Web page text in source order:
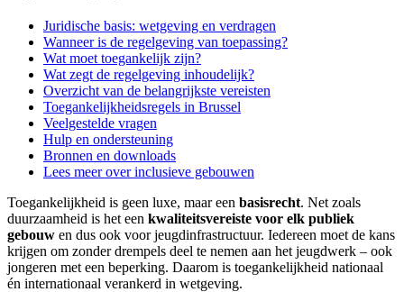
Juridische basis: wetgeving en verdragen
Wanneer is de regelgeving van toepassing?
Wat moet toegankelijk zijn?
Wat zegt de regelgeving inhoudelijk?
Overzicht van de belangrijkste vereisten
Toegankelijkheidsregels in Brussel
Veelgestelde vragen
Hulp en ondersteuning
Bronnen en downloads
Lees meer over inclusieve gebouwen
Toegankelijkheid is geen luxe, maar een basisrecht. Net zoals
duurzaamheid is het een kwaliteitsvereiste voor elk publiek
gebouw en dus ook voor jeugdinfrastructuur. Iedereen moet de kans
krijgen om zonder drempels deel te nemen aan het jeugdwerk – ook
jongeren met een beperking. Daarom is toegankelijkheid nationaal
én internationaal verankerd in wetgeving.